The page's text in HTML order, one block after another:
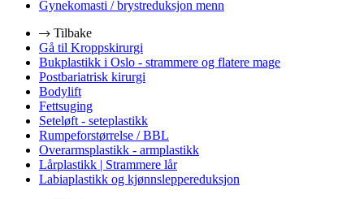
Gynekomasti / brystreduksjon menn
Tilbake
Gå til Kroppskirurgi
Bukplastikk i Oslo - strammere og flatere mage
Postbariatrisk kirurgi
Bodylift
Fettsuging
Seteløft - seteplastikk
Rumpeforstørrelse / BBL
Overarmsplastikk - armplastikk
Lårplastikk | Strammere lår
Labiaplastikk og kjønnsleppereduksjon